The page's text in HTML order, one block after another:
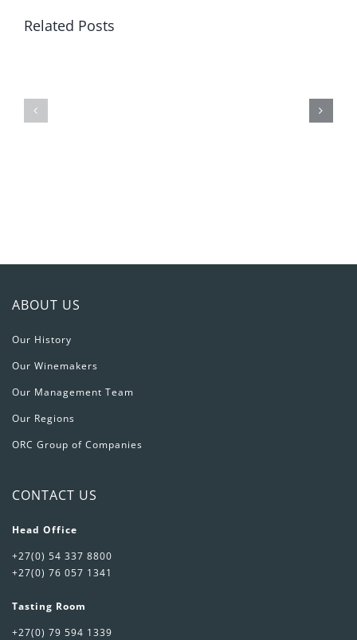
Related PostsДжетон
ABOUT US
Our History
Our Winemakers
Our Management Team
Our Regions
ORC Group of Companies
CONTACT US
Head Office
+27(0) 54 337 8800
+27(0) 76 057 1341
Tasting Room
+27(0) 79 594 1339